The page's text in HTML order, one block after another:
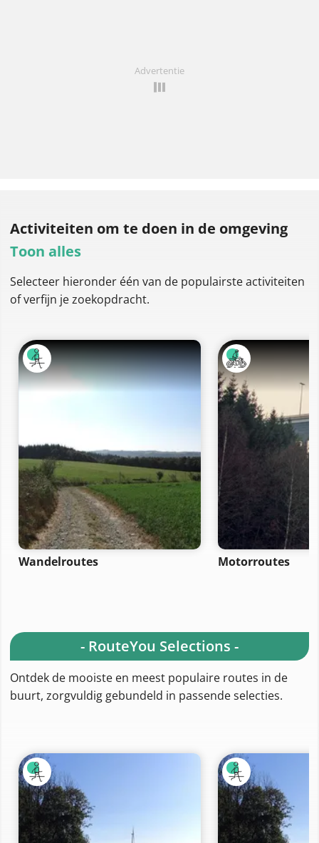
Advertentie
Activiteiten om te doen in de omgeving
Toon alles
Selecteer hieronder één van de populairste activiteiten
of verfijn je zoekopdracht.
Wandelroutes Motorroutes
- RouteYou Selections -
Ontdek de mooiste en meest populaire routes in de
buurt, zorgvuldig gebundeld in passende selecties.